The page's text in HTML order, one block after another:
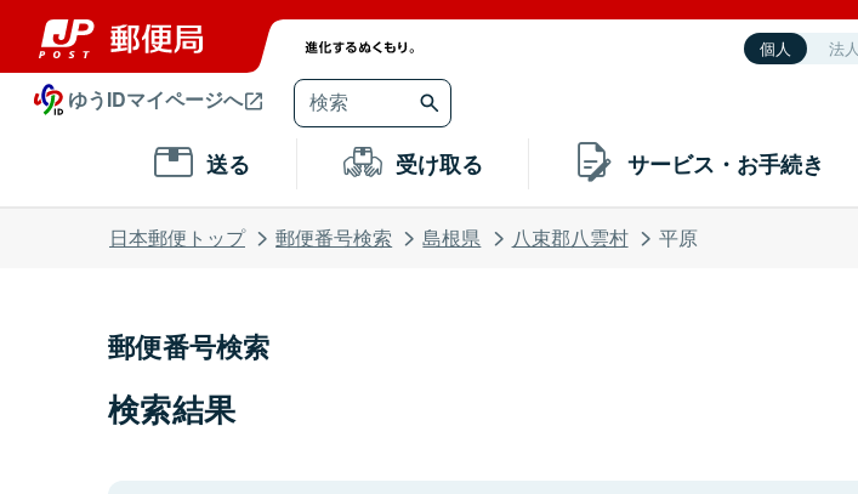
個人 法人
ゆうIDマイページへ
送る 受け取る サービス・お手続き
日本郵便トップ 郵便番号検索 島根県 八束郡八雲村 平原
郵便番号検索
検索結果